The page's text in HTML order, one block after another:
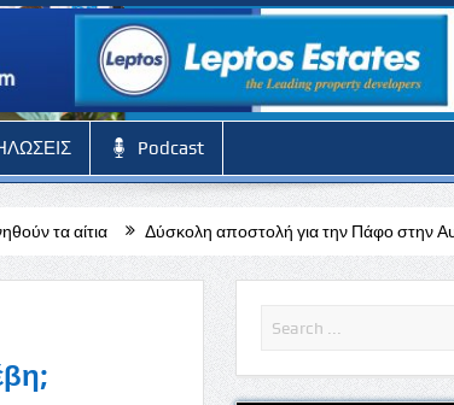
Podcast
αποστολή για την Πάφο στην Αυστρία απέναντι